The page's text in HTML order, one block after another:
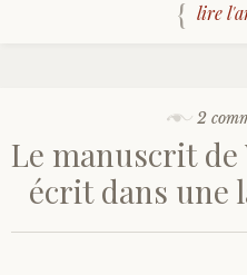
lire
2
Le manuscrit
écrit dans une